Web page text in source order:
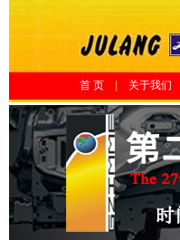
首 页 关于我们